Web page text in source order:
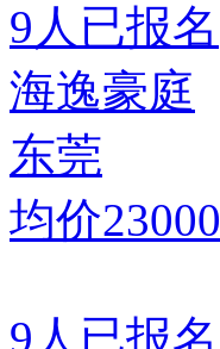
9 人已报名
海逸豪庭
东莞
均价23000
9 人已报名